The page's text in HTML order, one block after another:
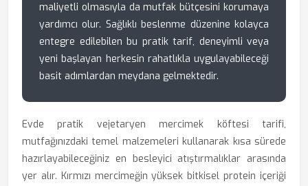
maliyetli olmasıyla da mutfak bütçesini korumaya
yardımcı olur. Sağlıklı beslenme düzenine kolayca
entegre edilebilen bu pratik tarif, deneyimli veya
yeni başlayan herkesin rahatlıkla uygulayabileceği
basit adımlardan meydana gelmektedir.
Evde pratik vejetaryen mercimek köftesi tarifi,
mutfağınızdaki temel malzemeleri kullanarak kısa sürede
hazırlayabileceğiniz en besleyici atıştırmalıklar arasında
yer alır. Kırmızı mercimeğin yüksek bitkisel protein içeriği